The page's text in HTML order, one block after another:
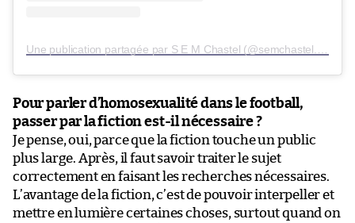
Pour parler d’homosexualité dans le football,
passer par la fiction est-il nécessaire ?
Je pense, oui, parce que la fiction touche un public
plus large. Après, il faut savoir traiter le sujet
correctement en faisant les recherches nécessaires.
L’avantage de la fiction, c’est de pouvoir interpeller et
mettre en lumière certaines choses, surtout quand on